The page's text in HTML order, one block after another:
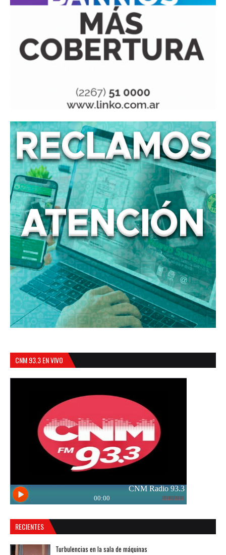
CNM 93.3 EN VIVO
RECIENTES
Turbulencias en la sala de máquinas